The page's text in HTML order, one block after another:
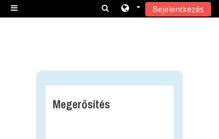
Tovább a fő tartalomhoz
Oldalpanel
Bejelentkezés
Megerősítés